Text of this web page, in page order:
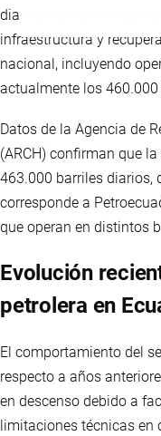
diarios mediante
infraestructura y
nacional, incluyendo
actualmente los
Datos de la Agencia de
(ARCH) confirman que
463.000 barriles diarios,
corresponde a
que operan en distintos
Evolución
petrolera en
El comportamiento del
respecto a años
en descenso debido a
limitaciones técnicas en